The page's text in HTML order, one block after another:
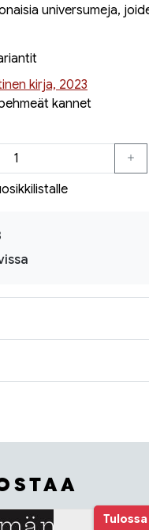
universumeja,
kirja, 2023
kannet
Tulossa